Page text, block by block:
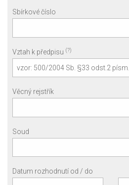
Sbírkové číslo
Vztah k předpisu (?)
Věcný rejstřík
Soud
Datum rozhodnutí od / do